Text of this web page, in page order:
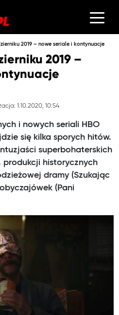
2019 – nowe seriale i kontynuacje
2019 –
1.10.2020, 10:54
i nowych seriali HBO
się kilka sporych hitów.
superbohaterskich
produkcji historycznych
dramy (Szukając
(Pani